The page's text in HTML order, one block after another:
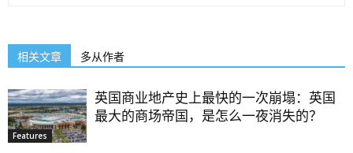
相关文章 多从作者
Features
英国商业地产史上最快的一次崩塌：英国
最大的商场帝国，是怎么一夜消失的？